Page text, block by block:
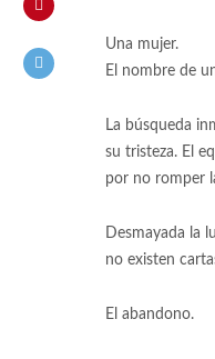
Una mujer.
El nombre de
La búsqueda
su tristeza. El
por no romper
Desmayada la
no existen
El abandono.